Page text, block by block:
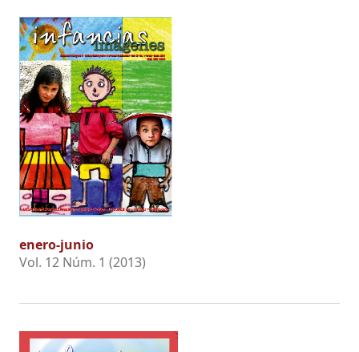
enero-junio
Vol. 12 Núm. 1 (2013)